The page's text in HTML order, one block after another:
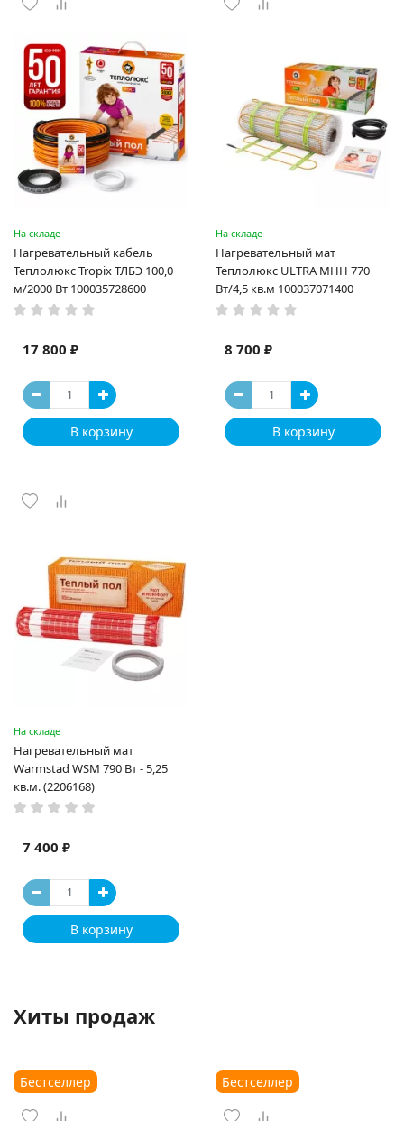
На складе
Нагревательный кабель
Теплолюкс Tropix ТЛБЭ 100,0
м/2000 Вт 100035728600
17 800 ₽
В корзину
На складе
Нагревательный мат
Теплолюкс ULTRA МНН 770
Вт/4,5 кв.м 100037071400
8 700 ₽
В корзину
На складе
Нагревательный мат
Warmstad WSM 790 Вт - 5,25
кв.м. (2206168)
7 400 ₽
В корзину
Хиты продаж
Бестселлер Бестселлер